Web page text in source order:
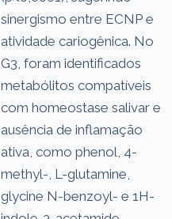
sinergismo entre ECNP e
atividade cariogênica. No
G3, foram identificados
metabólitos compatíveis
com homeostase salivar e
ausência de inflamação
ativa, como phenol, 4-
methyl-, L-glutamine,
glycine N-benzoyl- e 1H-